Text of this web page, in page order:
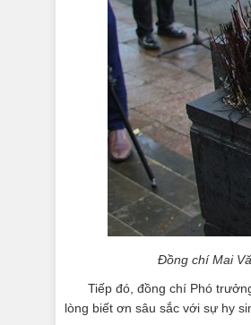
Đồng chí Mai
Tiếp đó, đồng chí Phó
lòng biết ơn sâu sắc với sự hy